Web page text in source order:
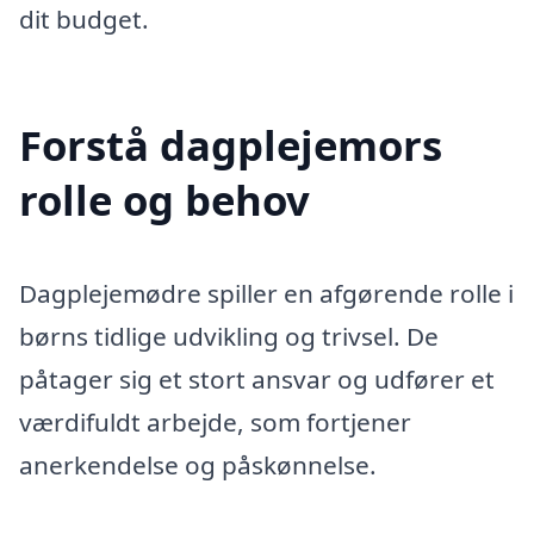
dit budget.
Forstå dagplejemors
rolle og behov
Dagplejemødre spiller en afgørende rolle i
børns tidlige udvikling og trivsel. De
påtager sig et stort ansvar og udfører et
værdifuldt arbejde, som fortjener
anerkendelse og påskønnelse.